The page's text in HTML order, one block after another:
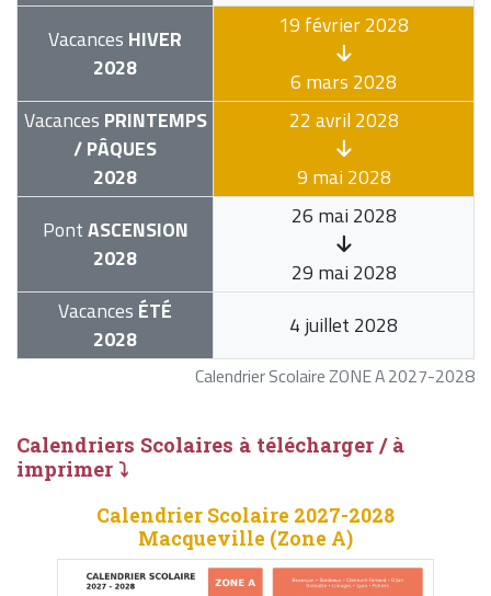
Calendrier Scolaire ZONE A 2027-2028
Vacances HIVER
2028
19 février 2028
6 mars 2028
Vacances PRINTEMPS
/ PÂQUES
2028
22 avril 2028
9 mai 2028
PontASCENSION
2028
26 mai 2028
29 mai 2028
Vacances ÉTÉ
2028
4 juillet 2028
Calendriers Scolaires à télécharger / à
imprimer ⤵
Calendrier Scolaire 2027-2028
Macqueville (Zone A)